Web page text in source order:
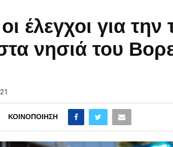
έλεγχοι για
νησιά του
ΚΟΙΝΟΠΟΊΗΣΗ